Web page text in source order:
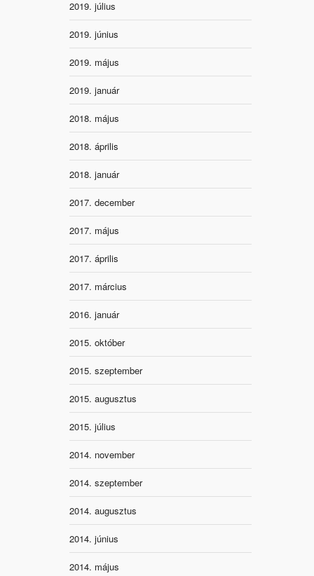
2019. július
2019. június
2019. május
2019. január
2018. május
2018. április
2018. január
2017. december
2017. május
2017. április
2017. március
2016. január
2015. október
2015. szeptember
2015. augusztus
2015. július
2014. november
2014. szeptember
2014. augusztus
2014. június
2014. május